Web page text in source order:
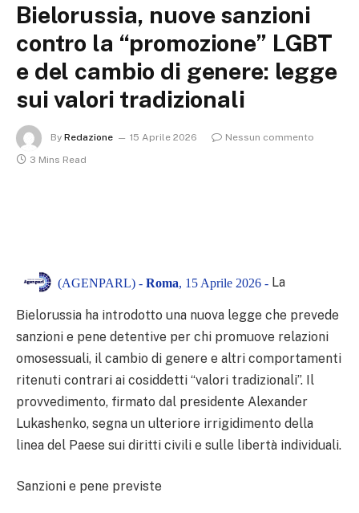
Bielorussia, nuove sanzioni
contro la “promozione” LGBT
e del cambio di genere: legge
sui valori tradizionali
By Redazione 15 Aprile 2026
Nessun commento
3 Mins Read
(AGENPARL) - Roma, 15 Aprile 2026 - La
Bielorussia ha introdotto una nuova legge che prevede
sanzioni e pene detentive per chi promuove relazioni
omosessuali, il cambio di genere e altri comportamenti
ritenuti contrari ai cosiddetti “valori tradizionali”. Il
provvedimento, firmato dal presidente Alexander
Lukashenko, segna un ulteriore irrigidimento della
linea del Paese sui diritti civili e sulle libertà individuali.
Sanzioni e pene previste